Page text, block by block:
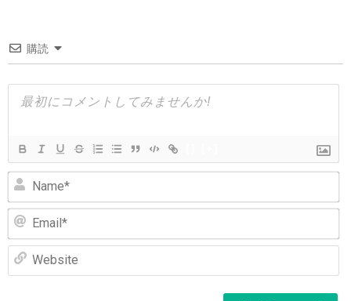
ー
シ
ョ
購読